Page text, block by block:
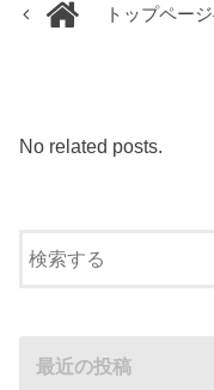
トップペー
No related posts.
最近の投稿